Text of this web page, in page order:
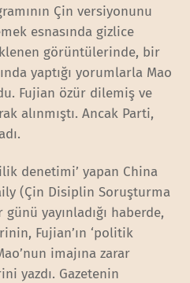
Çin versiyonunu
esnasında gizlice
görüntülerinde, bir
yaptığı yorumlarla Mao
Fujian özür dilemiş ve
alınmıştı. Ancak Parti,
denetimi’ yapan China
(Çin Disiplin Soruşturma
yayınladığı haberde,
Fujian’ın ‘politik
imajına zarar
yazdı. Gazetenin